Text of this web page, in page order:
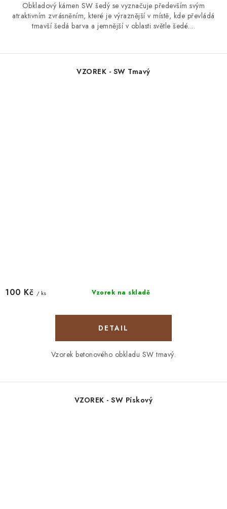
Obkladový kámen SW šedý se vyznačuje především svým
atraktivním zvrásněním, které je výraznější v místě, kde převládá
tmavší šedá barva a jemnější v oblasti světle šedé....
VZOREK - SW Tmavý
Vzorek na skladě
100 Kč / ks
Vzorek betonového obkladu SW tmavý.
VZOREK - SW Pískový